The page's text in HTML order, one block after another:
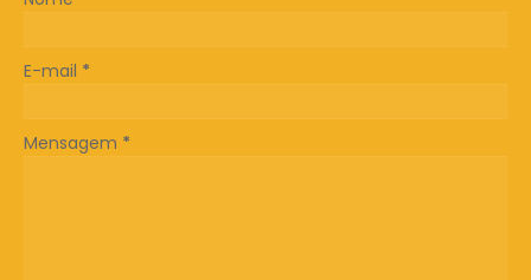
E-mail *
Mensagem *